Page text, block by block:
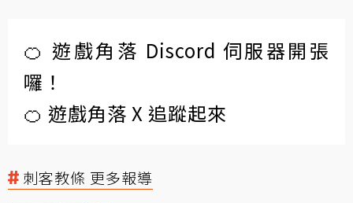
🍊 遊戲角落 Discord 伺服器開張
囉！
🍊 遊戲角落 X 追蹤起來
刺客教條 更多報導